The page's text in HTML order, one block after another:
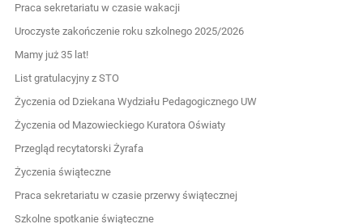
Praca sekretariatu w czasie wakacji
Uroczyste zakończenie roku szkolnego 2025/2026
Mamy już 35 lat!
List gratulacyjny z STO
Życzenia od Dziekana Wydziału Pedagogicznego UW
Życzenia od Mazowieckiego Kuratora Oświaty
Przegląd recytatorski Żyrafa
Życzenia świąteczne
Praca sekretariatu w czasie przerwy świątecznej
Szkolne spotkanie świąteczne